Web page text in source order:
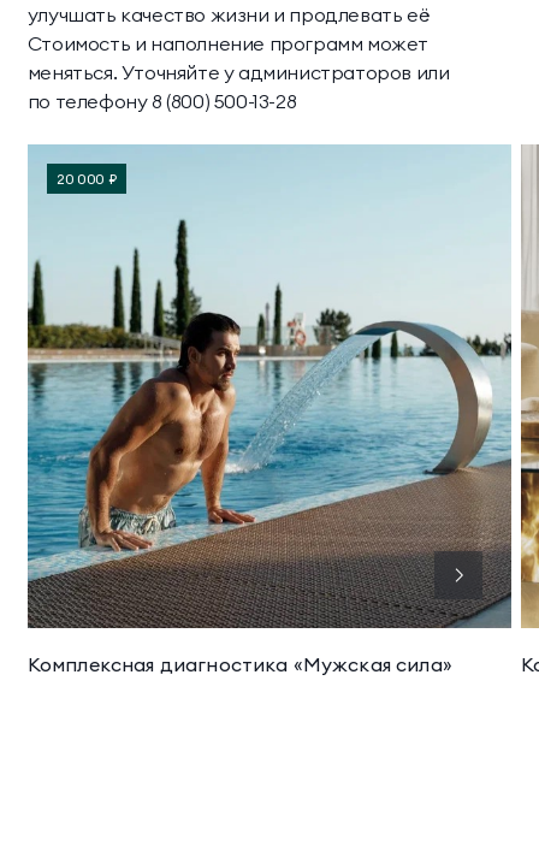
улучшать качество жизни и продлевать её
Стоимость и наполнение программ может
меняться. Уточняйте у администраторов или
по телефону 8 (800) 500-13-28
20 000 ₽
Комплексная диагностика «Мужская сила»